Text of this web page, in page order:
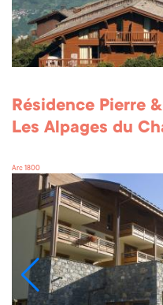
Résidence Pierre
Les Alpages du
Arc 1800